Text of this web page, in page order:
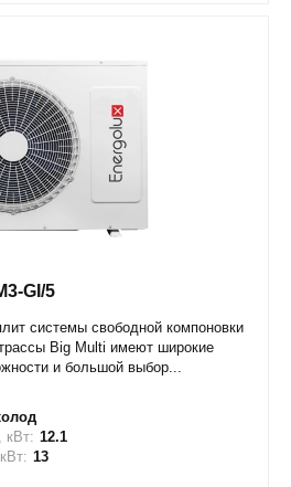
GI/5
системы свободной компоновки
Big Multi имеют широкие
и большой выбор...
кВт: 12.1
13